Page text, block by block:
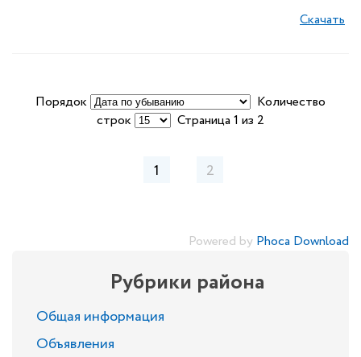
Скачать
Порядок
Количество
строк
Страница 1 из 2
1 2
Powered by Phoca Download
Рубрики района
Общая информация
Объявления